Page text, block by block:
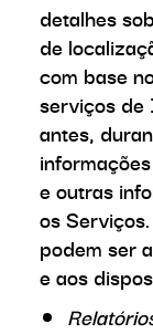
detalhes
de
com base
serviços de
antes,
e outras
os
podem ser
e aos